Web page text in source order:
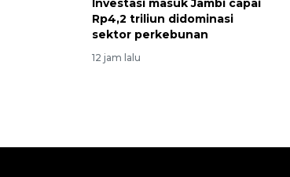
Investasi masuk Jambi capai
Rp4,2 triliun didominasi
sektor perkebunan
12 jam lalu